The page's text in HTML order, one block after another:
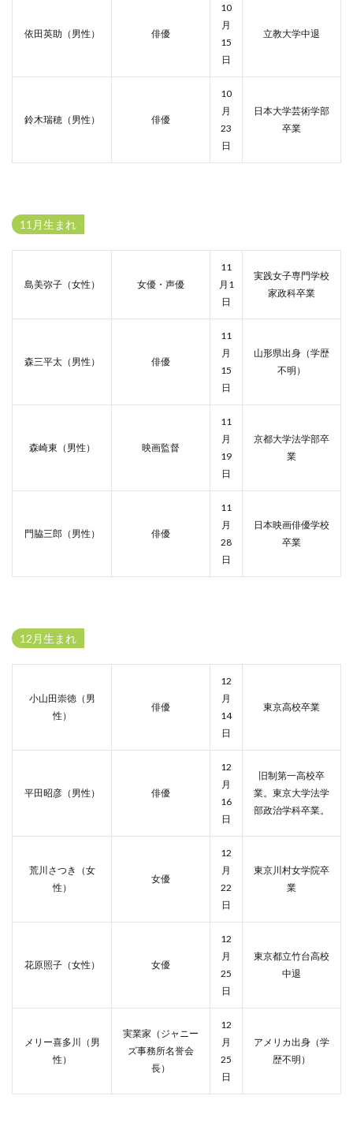
依田英助（男性） 俳優
10
月
15
日
立教大学中退
鈴木瑞穂（男性） 俳優
10
月
23
日
日本大学芸術学部
卒業
11月生まれ
島美弥子（女性） 女優・声優
11
月1
日
実践女子専門学校
家政科卒業
森三平太（男性） 俳優
11
月
15
日
山形県出身（学歴
不明）
森崎東（男性） 映画監督
11
月
19
日
京都大学法学部卒
業
門脇三郎（男性） 俳優
11
月
28
日
日本映画俳優学校
卒業
12月生まれ
小山田崇徳（男
性）
俳優
12
月
14
日
東京高校卒業
平田昭彦（男性） 俳優
12
月
16
日
旧制第一高校卒
業。東京大学法学
部政治学科卒業。
荒川さつき（女
性）
女優
12
月
22
日
東京川村女学院卒
業
花原照子（女性） 女優
12
月
25
日
東京都立竹台高校
中退
メリー喜多川（男
性）
実業家（ジャニー
ズ事務所名誉会
長）
12
月
25
日
アメリカ出身（学
歴不明）